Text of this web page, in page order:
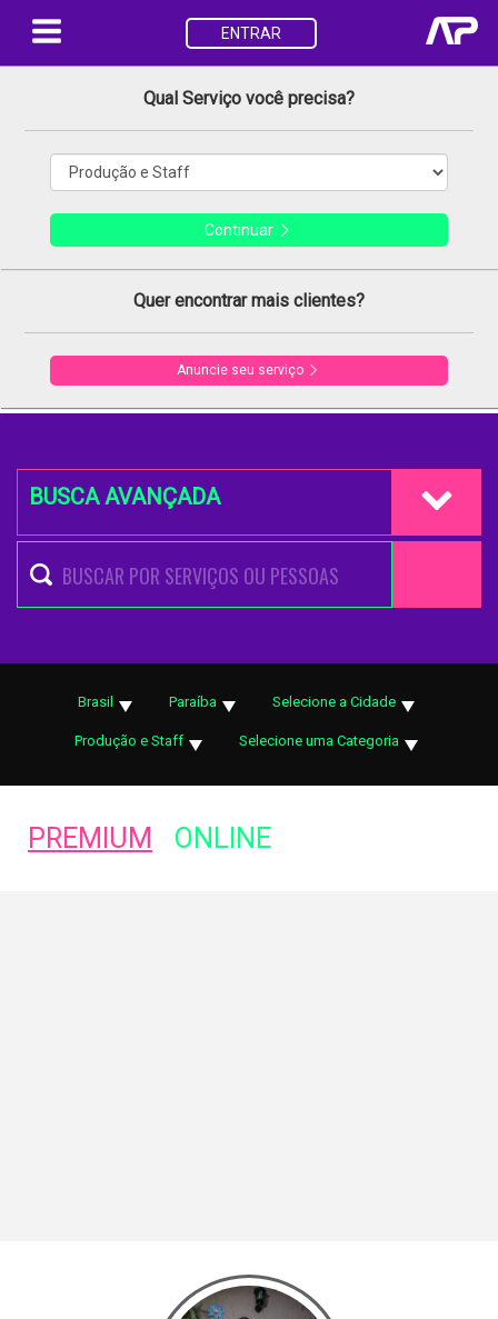
ENTRAR
Qual Serviço você precisa?
Continuar
Quer encontrar mais clientes?
Anuncie seu serviço
BUSCA AVANÇADA
Brasil Paraíba Selecione a Cidade
Produção e Staff Selecione uma Categoria
PREMIUM ONLINE